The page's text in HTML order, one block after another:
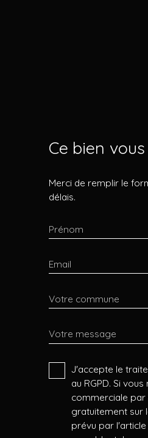
Ce bien
Merci de remplir le
délais.
Prénom
Email
Votre commune
Votre message
J'accepte le
au RGPD. Si
commerciale par
gratuitement sur
prévu par